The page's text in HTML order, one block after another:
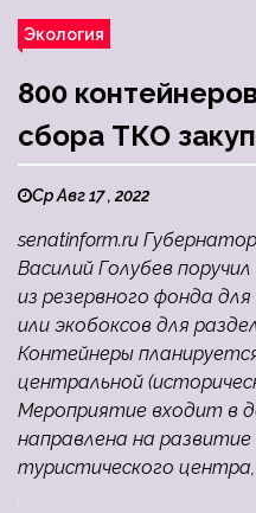
Экология
800
сбора ТКО
Ср Авг 17 , 2022
senatinform.ru
Василий Голубев
из резервного фонда
или экобоксов для
Контейнеры
центральной
Мероприятие входит в
направлена на развитие
туристического